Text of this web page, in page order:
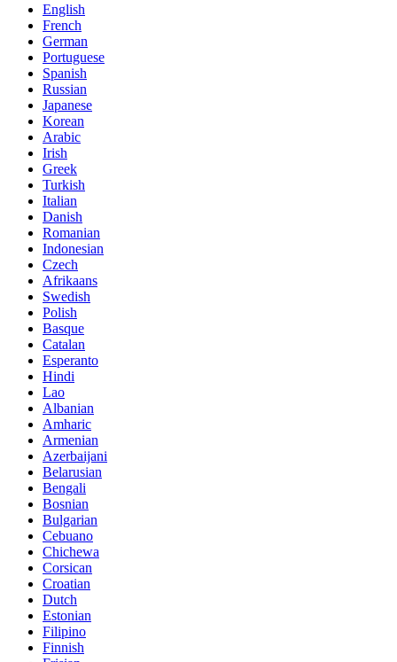
English
French
German
Portuguese
Spanish
Russian
Japanese
Korean
Arabic
Irish
Greek
Turkish
Italian
Danish
Romanian
Indonesian
Czech
Afrikaans
Swedish
Polish
Basque
Catalan
Esperanto
Hindi
Lao
Albanian
Amharic
Armenian
Azerbaijani
Belarusian
Bengali
Bosnian
Bulgarian
Cebuano
Chichewa
Corsican
Croatian
Dutch
Estonian
Filipino
Finnish